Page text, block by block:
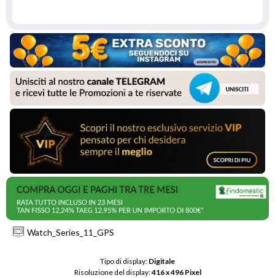
Watch_Series_11_GPS
Tipo di display: Digitale
Risoluzione del display: 416 x 496 Pixel